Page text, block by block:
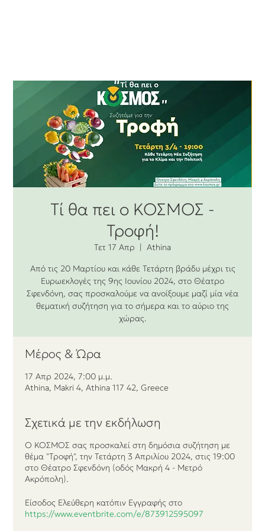
Τί θα πει ο ΚΟΣΜΟΣ -
Τροφή!
Τετ 17 Απρ
  |
Athina
Από τις 20 Μαρτίου και κάθε Τετάρτη βράδυ μέχρι τις
Ευρωεκλογές της 9ης Ιουνίου 2024, στο Θέατρο
Σφενδόνη, ​σας προσκαλούμε να ανοίξουμε μαζί μία νέα
θεματική συζήτηση για το σήμερα και το αύριο της
χώρας.
Μέρος & Ώρα
17 Απρ 2024, 7:00 μ.μ.
Athina, Makri 4, Athina 117 42, Greece
Σχετικά με την εκδήλωση
Ο ΚΟΣΜΟΣ σας προσκαλεί στη δημόσια συζήτηση με
θέμα "Τροφή", την Τετάρτη 3 Απριλίου 2024, στις 19:00
στο Θέατρο Σφενδόνη (οδός Μακρή 4 - Μετρό
Ακρόπολη).
Είσοδος Ελεύθερη κατόπιν Εγγραφής στο
https://www.eventbrite.com/e/873912595097